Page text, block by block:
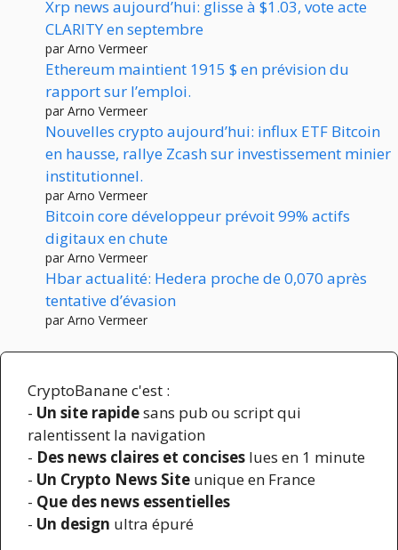
Xrp news aujourd’hui: glisse à $1.03, vote acte
CLARITY en septembre
par Arno Vermeer
Ethereum maintient 1915 $ en prévision du
rapport sur l’emploi.
par Arno Vermeer
Nouvelles crypto aujourd’hui: influx ETF Bitcoin
en hausse, rallye Zcash sur investissement minier
institutionnel.
par Arno Vermeer
Bitcoin core développeur prévoit 99% actifs
digitaux en chute
par Arno Vermeer
Hbar actualité: Hedera proche de 0,070 après
tentative d’évasion
par Arno Vermeer
CryptoBanane c'est :
- Un site rapidesans pub ou script qui
ralentissent la navigation
- Des news claires et concises lues en 1 minute
- Un Crypto News Site unique en France
- Que des news essentielles
- Un design ultra épuré